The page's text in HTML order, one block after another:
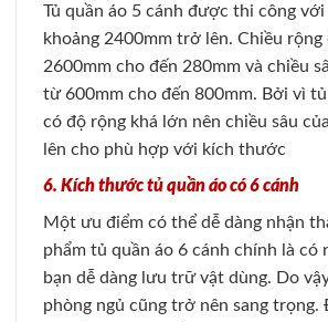
Tủ quần áo 5 cánh được thi công
khoảng 2400mm trở lên. Chiều
2600mm cho đến 280mm và chiều
từ 600mm cho đến 800mm. Bởi vì
có độ rộng khá lớn nên chiều sâu
lên cho phù hợp với kích thước
6. Kích thước tủ quần áo có 6 cánh
Một ưu điểm có thể dễ dàng nhận
phẩm tủ quần áo 6 cánh chính là có
bạn dễ dàng lưu trữ vật dùng. Do
phòng ngủ cũng trở nên sang trọng.